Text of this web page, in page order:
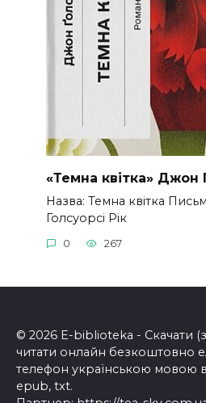
«Темна квітка» Джон
Назва: Темна квітка
Голсуорсі Рік
0 267
© 2026 E-biblioteka - Скачати
читати онлайн безкоштовно
телефон українською мовою
epub, txt.